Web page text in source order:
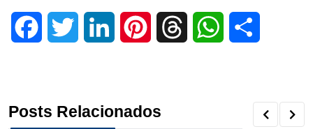
e t k t
Posts Relacionados